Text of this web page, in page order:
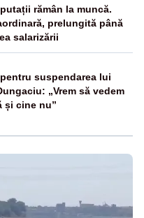
rămân la muncă.
prelungită până
salarizării
suspendarea lui
„Vrem să vedem
și cine nu”